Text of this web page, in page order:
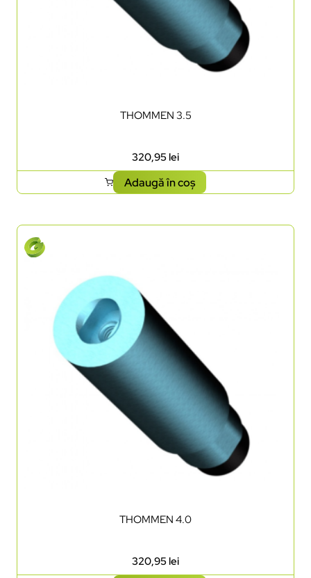
THOMMEN 3.5
320,95lei
Adaugă în coș
THOMMEN 4.0
320,95lei